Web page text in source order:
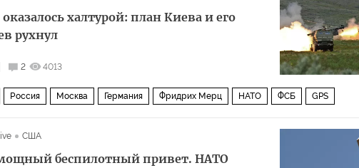
халтурой: план Киева и его
рухнул
2 4013
Россия Москва Германия Фридрих Мерц НАТО ФСБ GPS
США
беспилотный привет. НАТО